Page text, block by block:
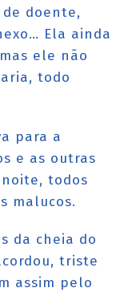
doente,
Ela ainda
ele não
todo
para a
e as outras
todos
malucos.
da cheia do
triste
assim pelo